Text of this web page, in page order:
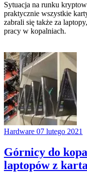
Sytuacja na runku
praktycznie wszystkie
zabrali się także za
pracy w kopalniach.
Hardware 07 lutego 2021
Górnicy do
laptopów z